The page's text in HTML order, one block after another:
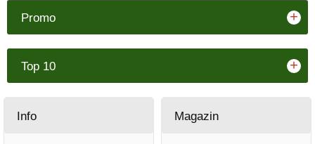
Promo +
Top 10 +
Info Magazin